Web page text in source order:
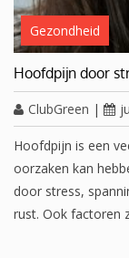
Gezondheid
Hoofdpijn door
ClubGreen |
Hoofdpijn is een
oorzaken kan
door stress,
rust. Ook factoren